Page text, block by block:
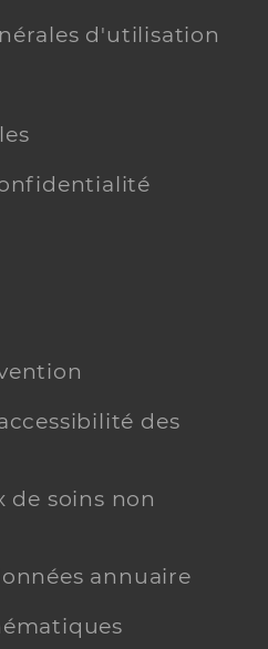
d'utilisation
des
de soins non
annuaire